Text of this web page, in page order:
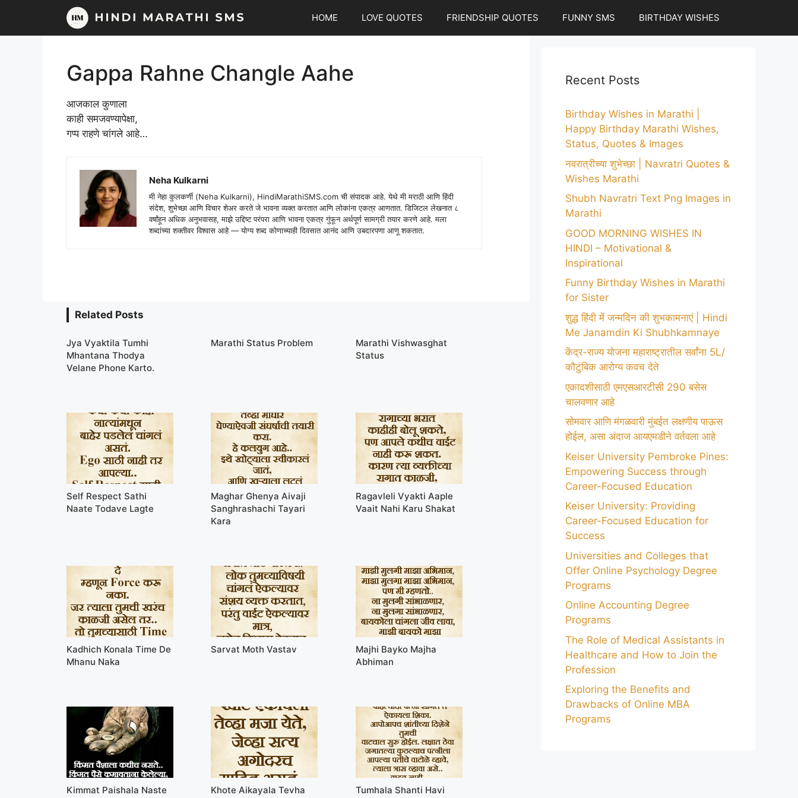
content
HOME LOVE QUOTES FRIENDSHIP QUOTES FUNNY SMS BIRTHDAY WISHES
Gappa Rahne Changle Aahe
आजकाल कुणाला
काही समजवण्यापेक्षा,
गप्प राहणे चांगले आहे…
Neha Kulkarni
मी नेहा कुलकर्णी (Neha Kulkarni), HindiMarathiSMS.com ची संपादक आहे. येथे मी मराठी आणि हिंदी
संदेश, शुभेच्छा आणि विचार शेअर करते जे भावना व्यक्त करतात आणि लोकांना एकत्र आणतात. डिजिटल लेखनात ८
वर्षांहून अधिक अनुभवासह, माझे उद्दिष्ट परंपरा आणि भावना एकत्र गुंफून अर्थपूर्ण सामग्री तयार करणे आहे. मला
शब्दांच्या शक्तीवर विश्वास आहे — योग्य शब्द कोणाच्याही दिवसात आनंद आणि उबदारपणा आणू शकतात.
Related Posts
Jya Vyaktila Tumhi
Mhantana Thodya
Velane Phone Karto.
Marathi Status Problem
Marathi Vishwasghat
Status
Self Respect Sathi
Naate Todave Lagte
Maghar Ghenya Aivaji
Sanghrashachi Tayari
Kara
Ragavleli Vyakti Aaple
Vaait Nahi Karu Shakat
Kadhich Konala Time De
Mhanu Naka
Sarvat Moth Vastav
Majhi Bayko Majha
Abhiman
Kimmat Paishala Naste
Khote Aikayala Tevha
Tumhala Shanti Havi
Recent Posts
Birthday Wishes in Marathi |
Happy Birthday Marathi Wishes,
Status, Quotes & Images
नवरात्रीच्या शुभेच्छा | Navratri Quotes &
Wishes Marathi
Shubh Navratri Text Png Images in
Marathi
GOOD MORNING WISHES IN
HINDI – Motivational &
Inspirational
Funny Birthday Wishes in Marathi
for Sister
शुद्ध हिंदी में जन्मदिन की शुभकामनाएं | Hindi
Me Janamdin Ki Shubhkamnaye
केंद्र-राज्य योजना महाराष्ट्रातील सर्वांना 5L/
कौटुंबिक आरोग्य कवच देते
एकादशीसाठी एमएसआरटीसी 290 बसेस
चालवणार आहे
सोमवार आणि मंगळवारी मुंबईत लक्षणीय पाऊस
होईल, असा अंदाज आयएमडीने वर्तवला आहे
Keiser University Pembroke Pines:
Empowering Success through
Career-Focused Education
Keiser University: Providing
Career-Focused Education for
Success
Universities and Colleges that
Offer Online Psychology Degree
Programs
Online Accounting Degree
Programs
The Role of Medical Assistants in
Healthcare and How to Join the
Profession
Exploring the Benefits and
Drawbacks of Online MBA
Programs